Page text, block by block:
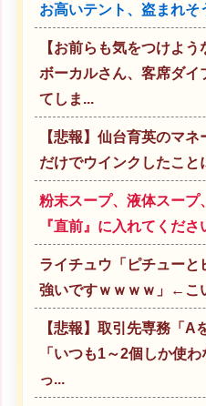
お高いテント、盗まれそ
【お前らも気をつけよ
ボーカルさん、客席ダイ
てしま...
【悲報】仙台育英のマ
だけでウインクしたこと
粉末スープ、液体スープ
『直前』に入れてくださ
ライチュウ「ピチューと
強いですｗｗｗｗ」←こ
【悲報】取引先専務「
「いつも1～2個しか使
っ...